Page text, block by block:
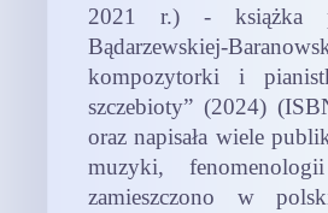
2021 r.) - książka
Bądarzewskiej-
kompozytorki i
szczebioty” (2024)
oraz napisała wiele
muzyki,
zamieszczono w